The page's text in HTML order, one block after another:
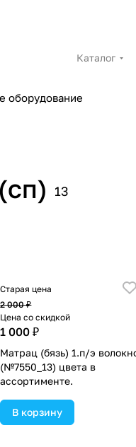
Каталог
оборудование
13
Старая цена
2 000 ₽
Цена со скидкой
1 000 ₽
Матрац (бязь) 1.п/э
(№7550_13) цвета в
ассортименте.
В корзину